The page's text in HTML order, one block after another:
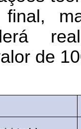
final,
de